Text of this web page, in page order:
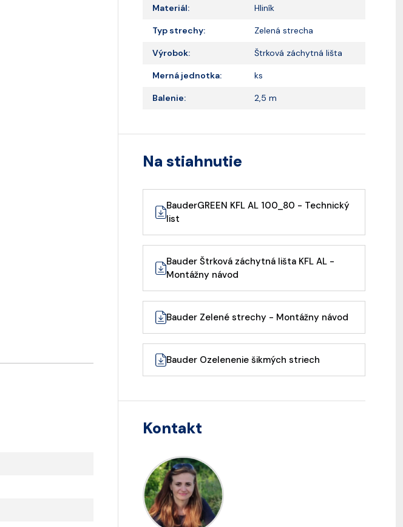
Materiál: Hliník
Typ strechy: Zelená strecha
Výrobok: Štrková záchytná lišta
Merná jednotka: ks
Balenie: 2,5 m
Na stiahnutie
BauderGREEN KFL AL 100_80 - Technický
list
Bauder Štrková záchytná lišta KFL AL -
Montážny návod
Bauder Zelené strechy - Montážny návod
Bauder Ozelenenie šikmých striech
Kontakt